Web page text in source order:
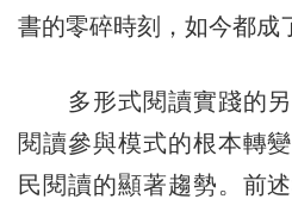
書的零碎時刻，如今都成
多形式閱讀實踐的另
閱讀參與模式的根本轉
民閱讀的顯著趨勢。前